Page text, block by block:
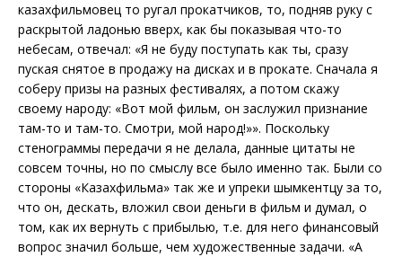
казахфильмовец то ругал прокатчиков, то, подняв руку с
раскрытой ладонью вверх, как бы показывая что-то
небесам, отвечал: «Я не буду поступать как ты, сразу
пуская снятое в продажу на дисках и в прокате. Сначала я
соберу призы на разных фестивалях, а потом скажу
своему народу: «Вот мой фильм, он заслужил признание
там-то и там-то. Смотри, мой народ!»». Поскольку
стенограммы передачи я не делала, данные цитаты не
совсем точны, но по смыслу все было именно так. Были со
стороны «Казахфильма» так же и упреки шымкентцу за то,
что он, дескать, вложил свои деньги в фильм и думал, о
том, как их вернуть с прибылью, т.е. для него финансовый
вопрос значил больше, чем художественные задачи. «А